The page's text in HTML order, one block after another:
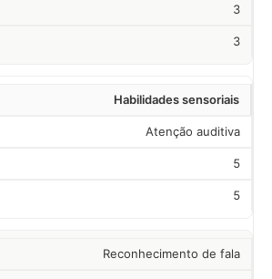
3
3
Habilidades sensoriais
Atenção auditiva
5
5
Reconhecimento de fala